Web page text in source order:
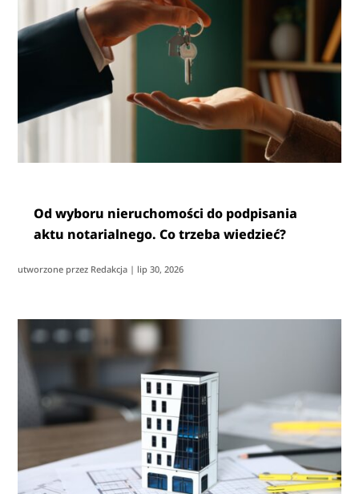
Od wyboru nieruchomości do podpisania
aktu notarialnego. Co trzeba wiedzieć?
utworzone przez Redakcja | lip 30, 2026